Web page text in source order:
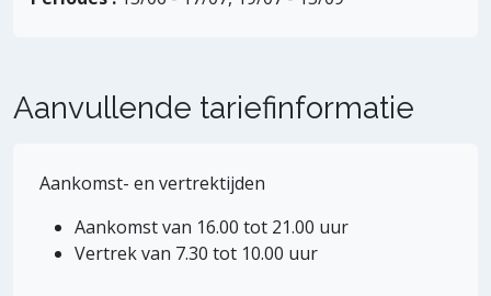
Aanvullende tariefinformatie
Aankomst- en vertrektijden
Aankomst van 16.00 tot 21.00 uur
Vertrek van 7.30 tot 10.00 uur